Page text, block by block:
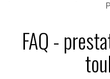
FAQ -